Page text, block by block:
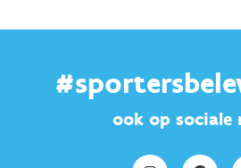
ook op sociale